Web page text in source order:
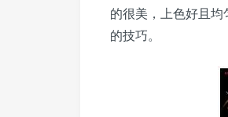
的很美，上色好且
的技巧。